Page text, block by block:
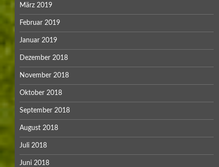
März 2019
Februar 2019
Januar 2019
Dezember 2018
November 2018
Oktober 2018
September 2018
August 2018
Juli 2018
Juni 2018